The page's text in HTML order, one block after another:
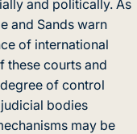
and politically. As
and Sands warn
of international
these courts and
of control
bodies
may be